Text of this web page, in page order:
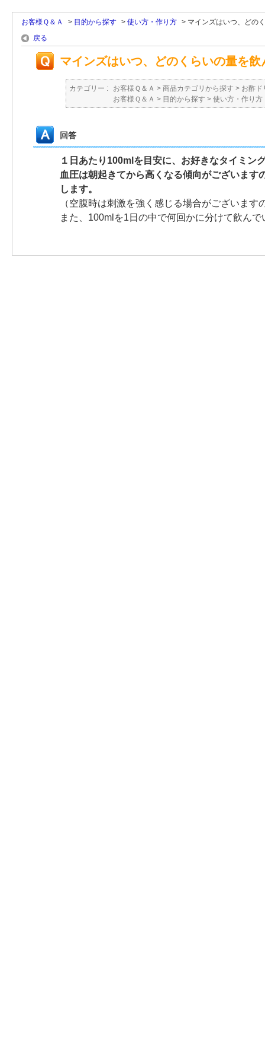
お客様Ｑ＆Ａ > 目的から探す > 使い方・作り方 > マインズはいつ、どの
戻る
マインズはいつ、どのくらいの量を
カテゴリー : お客様Ｑ＆Ａ > 商品カテゴリから探す > お酢ド
お客様Ｑ＆Ａ > 目的から探す > 使い方・作り方
回答
１日あたり100mlを目安に、お好きなタイミン
血圧は朝起きてから高くなる傾向がございま
します。
（空腹時は刺激を強く感じる場合がございます
また、100mlを1日の中で何回かに分けて飲ん